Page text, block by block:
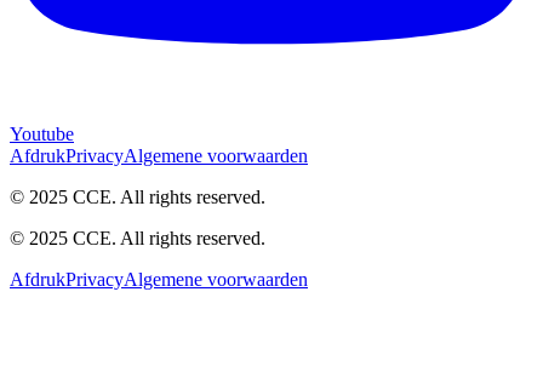
Youtube
AfdrukPrivacyAlgemene voorwaarden
© 2025 CCE. All rights reserved.
© 2025 CCE. All rights reserved.
AfdrukPrivacyAlgemene voorwaarden